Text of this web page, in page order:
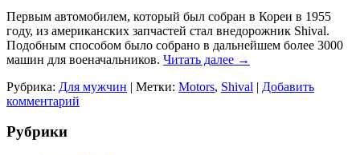
Первым автомобилем, который был собран в Кореи в 1955
году, из американских запчастей стал внедорожник Shival.
Подобным способом было собрано в дальнейшем более 3000
машин для военачальников. Читать далее →
Рубрика: Для мужчин | Метки: Motors, Shival | Добавить
комментарий
Рубрики